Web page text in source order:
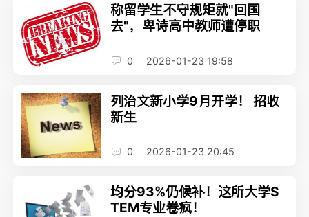
称留学生不守规矩就"回国
去"，卑诗高中教师遭停职
0 2026-01-23 19:58
列治文新小学9月开学！ 招收
新生
0 2026-01-23 20:45
均分93%仍候补！这所大学S
TEM专业卷疯！